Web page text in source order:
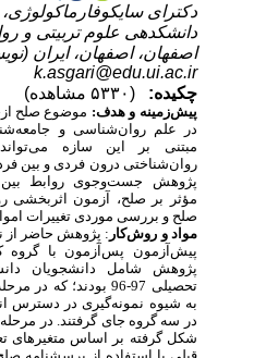
دکترای سایکوفارماکولوژی،
دانشکدهی علوم تربیتی و
اصفهان، اصفهان، ایران
k.asgari@edu.ui.ac.ir
چکیده:
پیش‌زمینه و هدف:موضوع صلح
در علم روان‌شناسی و
مبتنی بر این سازه
روان‌شناختی درون فردی و بین
پژوهش جست‌وجوی روابط بین
مؤثر بر صلح، آزمون اثربخشی
صلح و بررسی موردی تغییرات
مواد و روش‌کار: پژوهش حاضر از
پیش‌آزمون پس‌آزمون با گروه
پژوهش شامل دانشجویان
به شیوه نمونه‌گیری در دسترس
در سه گروه جای گرفتند. در
شکل گرفته بر اساس متغیرهای